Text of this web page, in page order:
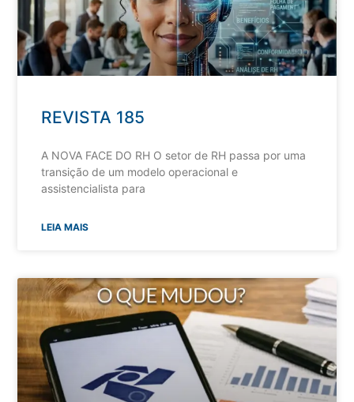
REVISTA 185
A NOVA FACE DO RH O setor de RH passa por uma
transição de um modelo operacional e
assistencialista para
LEIA MAIS